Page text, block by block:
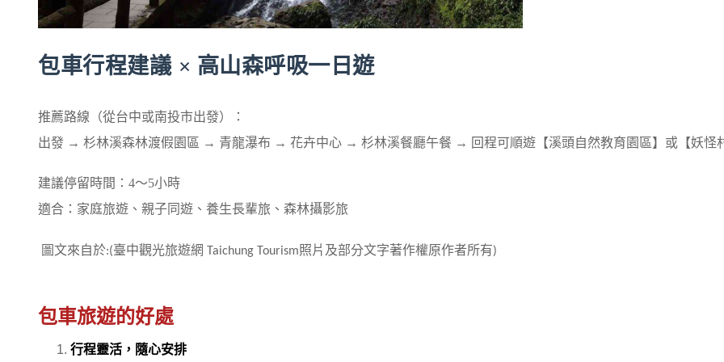
包車行程建議 × 高山森呼吸一日遊
推薦路線（從台中或南投市出發）：
出發 → 杉林溪森林渡假園區 → 青龍瀑布 → 花卉中心 → 杉林溪餐廳午餐 → 回程可順遊【溪頭自然教育園區】或【妖怪
建議停留時間： 4～5小時
適合：家庭旅遊、親子同遊、養生長輩旅、森林攝影旅
圖文來自於:(臺中觀光旅遊網 Taichung Tourism照片及部分文字著作權原作者所有)
包車旅遊的好處
行程靈活，隨心安排